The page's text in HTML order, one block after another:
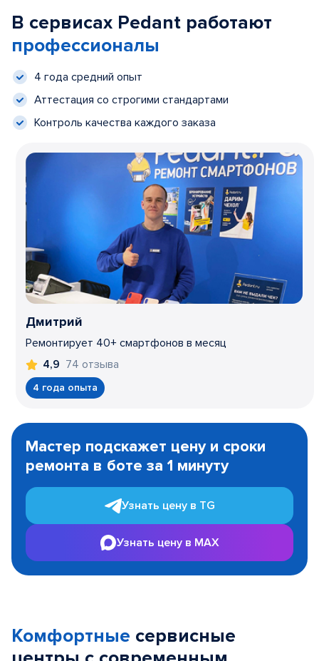
В сервисах Pedant работают
профессионалы
4 года средний опыт
Аттестация со строгими стандартами
Контроль качества каждого заказа
Дмитрий
Ремонтирует 40+ смартфонов в месяц
4,9 74 отзыва
4 года опыта
1
Мастер подскажет цену и сроки
ремонта в боте за 1 минуту
Узнать цену в TG
Узнать цену в MAX
Комфортные сервисные